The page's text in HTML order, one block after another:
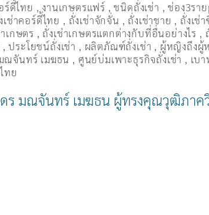
ร์ดี้ไทย ,งานเกษตรแฟร์ ,ชนิดถั่งเช่า ,ช่อง3รา
เช่าคอร์ดี้ไทย , ถั่งเช่าจักจั่น , ถั่งเช่าชาย , ถั่งเช่
เกษตร , ถั่งเช่าเกษตรแตกต่างกับที่อื่นอย่างไร ,
,ประโยชน์ถั่งเช่า , ผลิตภัณฑ์ถั่งเช่า , ผู้หญิงถึงผู้
ณจันทร์ เมฆธน , ศูนย์บ่มเพาะธุรกิจถั่งเช่า , เบ
ทย
ร มณจันทร์ เมฆธน ผู้ทรงคุณวุฒิภาค